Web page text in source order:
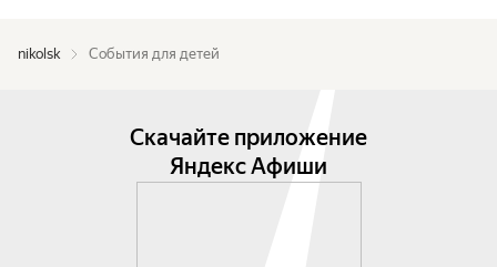
nikolsk События для детей
Скачайте приложение
Яндекс Афиши